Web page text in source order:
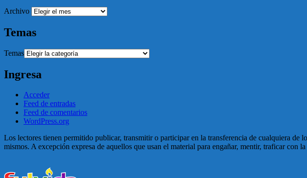
Archivo
Temas
Temas
Ingresa
Acceder
Feed de entradas
Feed de comentarios
WordPress.org
Los lectores tienen permitido publicar, transmitir o participar en la transferencia de cualquiera
mismos. A excepción expresa de aquellos que usan el material para engañar, mentir, traficar con